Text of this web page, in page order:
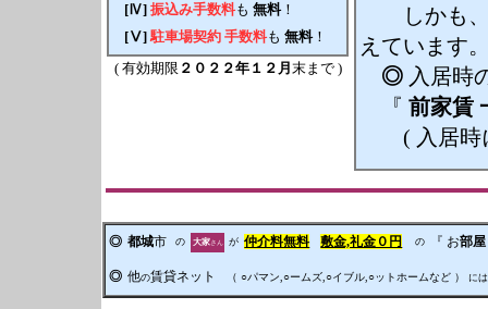
[Ⅳ] 振込み手数料も 無料！
[Ⅴ] 駐車場契約 手数料も 無料！
( 有効期限 ２０２２年１２月 末まで )
しかも
えています
◎ 入居時
『 前家賃
( 入居時
◎ 都城市 の 大家さん が 仲介料無料 敷金,礼金０円 の 『 お部屋
◎ 他の賃貸ネット （ ○パマン,○ームズ,○イブル,○ットホームなど ） には